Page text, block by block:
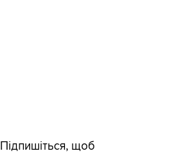
Підпишіться, щоб